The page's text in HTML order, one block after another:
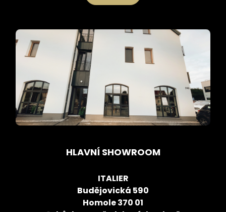
HLAVNÍ SHOWROOM
ITALIER
Budějovická 590
Homole 370 01